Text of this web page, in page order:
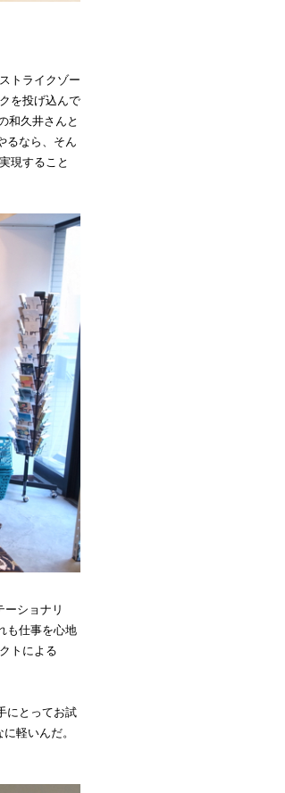
トライクゾー
を投げ込んで
和久井さんと
るなら、そん
現すること
ーショナリ
も仕事を心地
トによる
にとってお試
軽いんだ。